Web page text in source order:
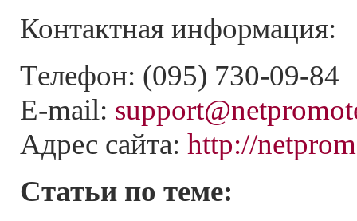
Контактная информация:
Телефон: (095) 730-09-84
E-mail:
Адрес сайта: http://
Статьи по теме: